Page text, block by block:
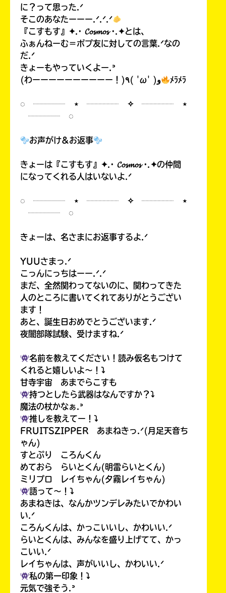
に？って思った.ᐟ
そこのあなたーーー.ᐟ.ᐟ.ᐟ
『こすもす』✦.· 𝓒𝓸𝓼𝓶𝓸𝓼 ·.✦とは、
ふぁんねーむ＝ポプ友に対しての言葉.ᐟなの
だ.ᐟ
きょーもやっていくよー.ᐣ
(わーーーーーーーーーー！)٩( 'ω' )و
ﾒﾗﾒﾗ
◌ ┈┈┈┈ ⋆ ┈┈┈┈ ✧ ┈┈┈┈ ⋆
┈┈┈┈ ◌
お声がけ&お返事
きょーは『こすもす』✦.· 𝓒𝓸𝓼𝓶𝓸𝓼 ·.✦の仲間
になってくれる人はいないよ.ᐟ
◌ ┈┈┈┈ ⋆ ┈┈┈┈ ✧ ┈┈┈┈ ⋆
┈┈┈┈ ◌
きょーは、名さまにお返事するよ.ᐟ
YUUさまっ.ᐟ
こっんにっちはーー.ᐟ.ᐟ
まだ、全然関わってないのに、関わってきた
人のところに書いてくれてありがとうござい
ます！
あと、誕生日おめでとうございます.ᐟ
夜闇部隊試験、受けますね.ᐟ
名前を教えてください！読み仮名もつけて
くれると嬉しいよ〜！⤵︎
甘寺宇宙 あまでらこすも
持つとしたら武器はなんですか？⤵︎
魔法の杖かなぁ.ᐣ
推しを教えてー！⤵︎
FRUITSZIPPER あまねきっ.ᐟ(月足天音ち
ゃん)
すとぷり ころんくん
めておら らいとくん(明雷らいとくん)
ミリプロ レイちゃん(夕霧レイちゃん)
語って〜！⤵︎
あまねきは、なんかツンデレみたいでかわい
い.ᐟ
ころんくんは、かっこいいし、かわいい.ᐟ
らいとくんは、みんなを盛り上げてて、かっ
こいい.ᐟ
レイちゃんは、声がいいし、かわいい.ᐟ
私の第一印象！⤵︎
元気で強そう.ᐣ